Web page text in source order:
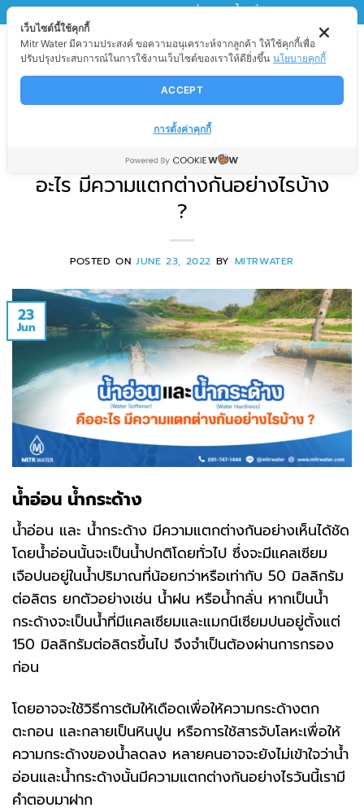
Skip
content
MITRWATER มิตรวอเตอร์ เพื่อนของน้ำ เพื่อนของคุณ
น้ำอ่อน (Water Softener) และ น้ำ
กระด้าง (Water Hardness) คือ
อะไร มีความแตกต่างกันอย่างไรบ้าง
?
POSTED ONJUNE 23, 2022 BY MITRWATER
23
Jun
น้ำอ่อน น้ำกระด้าง
น้ำอ่อน และ น้ำกระด้าง มีความแตกต่างกันอย่างเห็นได้ชัด
โดยน้ำอ่อนนั้นจะเป็นน้ำปกติโดยทั่วไป ซึ่งจะมีแคลเซียม
เจือปนอยู่ในน้ำปริมาณที่น้อยกว่าหรือเท่ากับ 50 มิลลิกรัม
ต่อลิตร ยกตัวอย่างเช่น น้ำฝน หรือน้ำกลั่น หากเป็นน้ำ
กระด้างจะเป็นน้ำที่มีแคลเซียมและแมกนีเซียมปนอยู่ตั้งแต่
150 มิลลิกรัมต่อลิตรขึ้นไป จึงจำเป็นต้องผ่านการกรอง
ก่อน
โดยอาจจะใช้วิธีการต้มให้เดือดเพื่อให้ความกระด้างตก
ตะกอน และกลายเป็นหินปูน หรือการใช้สารจับโลหะเพื่อให้
ความกระด้างของน้ำลดลง หลายคนอาจจะยังไม่เข้าใจว่าน้ำ
อ่อนและน้ำกระด้างนั้นมีความแตกต่างกันอย่างไรวันนี้เรามี
คำตอบมาฝาก
เว็บไซต์นี้ใช้คุกกี้
Mitr Water มีความประสงค์ ขอความอนุเคราะห์จากลูกค้า ให้ใช้คุกกี้เพื่อ
ปรับปรุงประสบการณ์ในการใช้งานเว็บไซต์ของเราให้ดียิ่งขึ้น นโยบายคุกกี้
ACCEPT
การตั้งค่าคุกกี้